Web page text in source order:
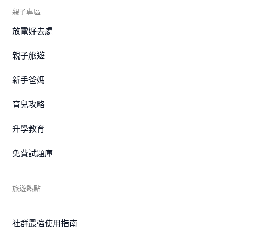
親子專區
放電好去處
親子旅遊
新手爸媽
育兒攻略
升學教育
免費試題庫
旅遊熱點
社群最強使用指南